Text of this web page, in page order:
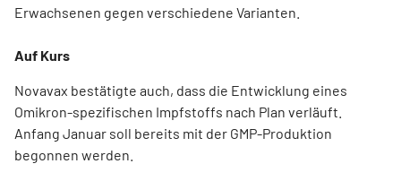
Erwachsenen gegen verschiedene Varianten.
Auf Kurs
Novavax bestätigte auch, dass die Entwicklung eines
Omikron-spezifischen Impfstoffs nach Plan verläuft.
Anfang Januar soll bereits mit der GMP-Produktion
begonnen werden.